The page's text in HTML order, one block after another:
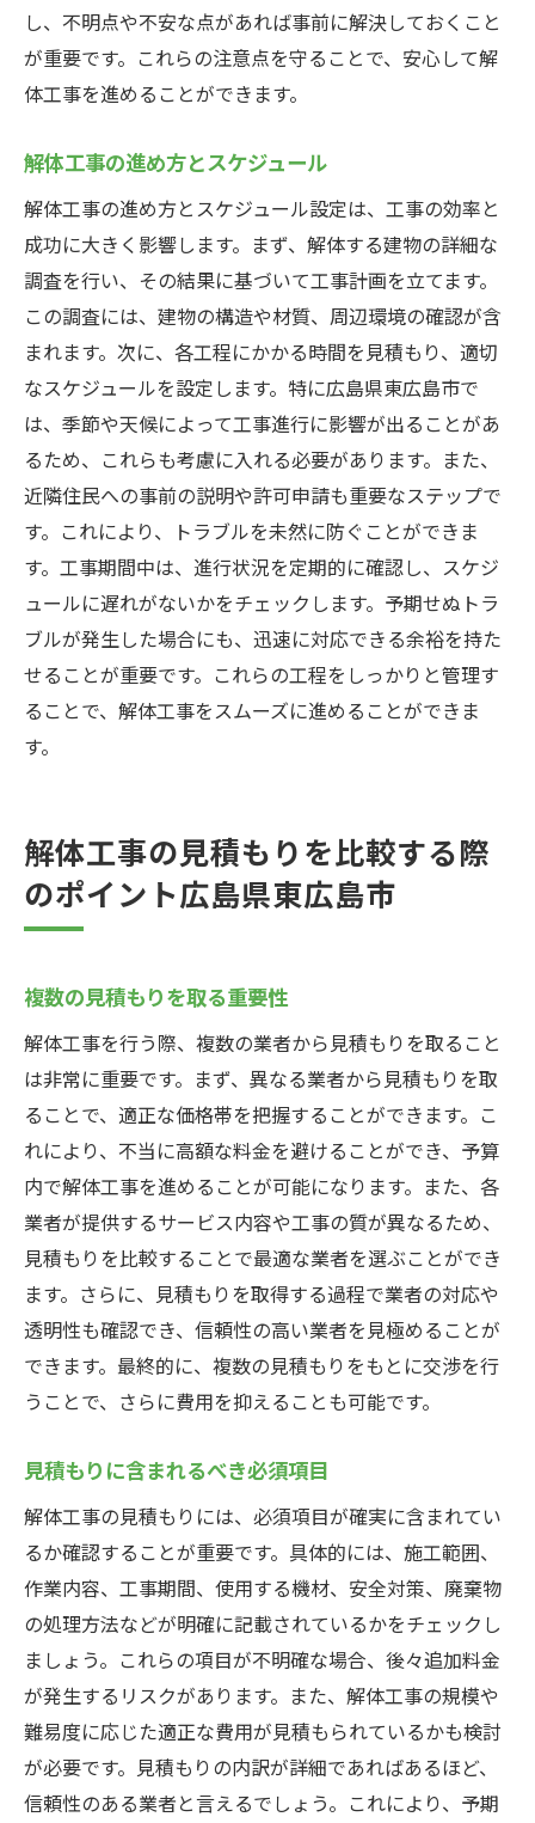
し、不明点や不安な点があれば事前に解決しておくこと
が重要です。これらの注意点を守ることで、安心して解
体工事を進めることができます。
解体工事の進め方とスケジュール
解体工事の進め方とスケジュール設定は、工事の効率と
成功に大きく影響します。まず、解体する建物の詳細な
調査を行い、その結果に基づいて工事計画を立てます。
この調査には、建物の構造や材質、周辺環境の確認が含
まれます。次に、各工程にかかる時間を見積もり、適切
なスケジュールを設定します。特に広島県東広島市で
は、季節や天候によって工事進行に影響が出ることがあ
るため、これらも考慮に入れる必要があります。また、
近隣住民への事前の説明や許可申請も重要なステップで
す。これにより、トラブルを未然に防ぐことができま
す。工事期間中は、進行状況を定期的に確認し、スケジ
ュールに遅れがないかをチェックします。予期せぬトラ
ブルが発生した場合にも、迅速に対応できる余裕を持た
せることが重要です。これらの工程をしっかりと管理す
ることで、解体工事をスムーズに進めることができま
す。
解体工事の見積もりを比較する際
のポイント広島県東広島市
複数の見積もりを取る重要性
解体工事を行う際、複数の業者から見積もりを取ること
は非常に重要です。まず、異なる業者から見積もりを取
ることで、適正な価格帯を把握することができます。こ
れにより、不当に高額な料金を避けることができ、予算
内で解体工事を進めることが可能になります。また、各
業者が提供するサービス内容や工事の質が異なるため、
見積もりを比較することで最適な業者を選ぶことができ
ます。さらに、見積もりを取得する過程で業者の対応や
透明性も確認でき、信頼性の高い業者を見極めることが
できます。最終的に、複数の見積もりをもとに交渉を行
うことで、さらに費用を抑えることも可能です。
見積もりに含まれるべき必須項目
解体工事の見積もりには、必須項目が確実に含まれてい
るか確認することが重要です。具体的には、施工範囲、
作業内容、工事期間、使用する機材、安全対策、廃棄物
の処理方法などが明確に記載されているかをチェックし
ましょう。これらの項目が不明確な場合、後々追加料金
が発生するリスクがあります。また、解体工事の規模や
難易度に応じた適正な費用が見積もられているかも検討
が必要です。見積もりの内訳が詳細であればあるほど、
信頼性のある業者と言えるでしょう。これにより、予期